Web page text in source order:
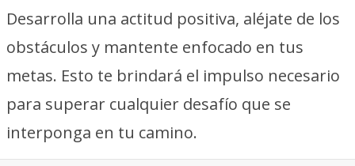
Desarrolla una actitud positiva, aléjate de los
obstáculos y mantente enfocado en tus
metas. Esto te brindará el impulso necesario
para superar cualquier desafío que se
interponga en tu camino.